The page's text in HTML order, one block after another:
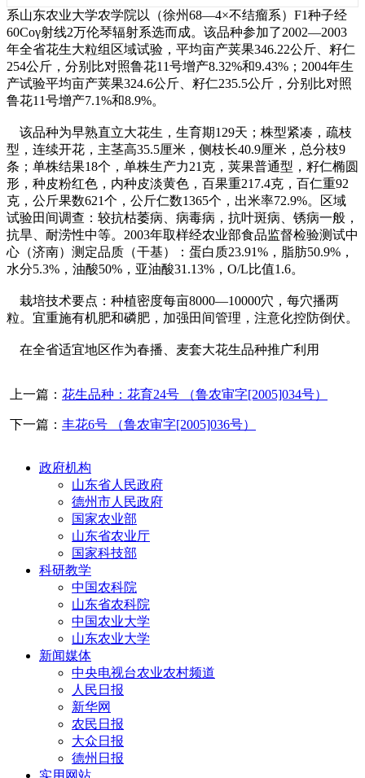
系山东农业大学农学院以（徐州68—4×不结瘤系）F1种子经
60Coγ射线2万伦琴辐射系选而成。该品种参加了2002—2003
年全省花生大粒组区域试验，平均亩产荚果346.22公斤、籽仁
254公斤，分别比对照鲁花11号增产8.32%和9.43%；2004年生
产试验平均亩产荚果324.6公斤、籽仁235.5公斤，分别比对照
鲁花11号增产7.1%和8.9%。
该品种为早熟直立大花生，生育期129天；株型紧凑，疏枝
型，连续开花，主茎高35.5厘米，侧枝长40.9厘米，总分枝9
条；单株结果18个，单株生产力21克，荚果普通型，籽仁椭圆
形，种皮粉红色，内种皮淡黄色，百果重217.4克，百仁重92
克，公斤果数621个，公斤仁数1365个，出米率72.9%。区域
试验田间调查：较抗枯萎病、病毒病，抗叶斑病、锈病一般，
抗旱、耐涝性中等。2003年取样经农业部食品监督检验测试中
心（济南）测定品质（干基）：蛋白质23.91%，脂肪50.9%，
水分5.3%，油酸50%，亚油酸31.13%，O/L比值1.6。
栽培技术要点：种植密度每亩8000—10000穴，每穴播两
粒。宜重施有机肥和磷肥，加强田间管理，注意化控防倒伏。
在全省适宜地区作为春播、麦套大花生品种推广利用
上一篇： 花生品种：花育24号 （鲁农审字[2005]034号）
下一篇： 丰花6号 （鲁农审字[2005]036号）
政府机构
山东省人民政府
德州市人民政府
国家农业部
山东省农业厅
国家科技部
科研教学
中国农科院
山东省农科院
中国农业大学
山东农业大学
新闻媒体
中央电视台农业农村频道
人民日报
新华网
农民日报
大众日报
德州日报